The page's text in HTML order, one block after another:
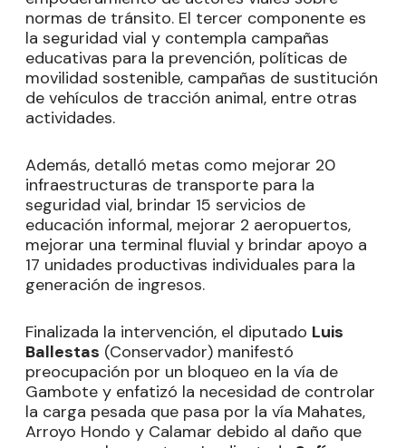
normas de tránsito. El tercer componente es
la seguridad vial y contempla campañas
educativas para la prevención, políticas de
movilidad sostenible, campañas de sustitución
de vehículos de tracción animal, entre otras
actividades.
Además, detalló metas como mejorar 20
infraestructuras de transporte para la
seguridad vial, brindar 15 servicios de
educación informal, mejorar 2 aeropuertos,
mejorar una terminal fluvial y brindar apoyo a
17 unidades productivas individuales para la
generación de ingresos.
Finalizada la intervención, el diputado Luis
Ballestas (Conservador) manifestó
preocupación por un bloqueo en la vía de
Gambote y enfatizó la necesidad de controlar
la carga pesada que pasa por la vía Mahates,
Arroyo Hondo y Calamar debido al daño que